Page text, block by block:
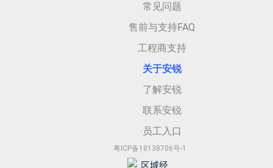
常见问题
售前与支持FAQ
工程商支持
关于安锐
了解安锐
联系安锐
员工入口
粤ICP备18138706号-1